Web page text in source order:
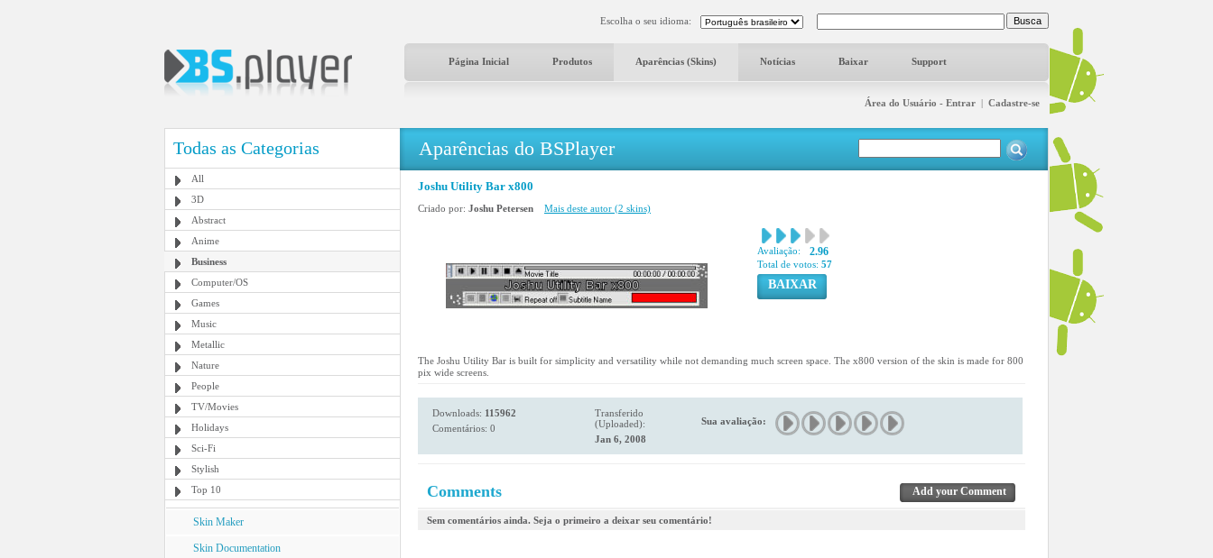
Escolha o seu idioma:
Página Inicial Produtos Aparências (Skins) Notícias Baixar Support
Área do Usuário - Entrar | Cadastre-se
Todas as Categorias
All
3D
Abstract
Anime
Business
Computer/OS
Games
Music
Metallic
Nature
People
TV/Movies
Holidays
Sci-Fi
Stylish
Top 10
Skin Maker
Skin Documentation
Aparências do BSPlayer
Joshu Utility Bar x800
Criado por: Joshu Petersen Mais deste autor (2 skins)
Avaliação: 2.96
Total de votos: 57
BAIXAR
The Joshu Utility Bar is built for simplicity and versatility while not demanding much screen space. The x800 version of the skin is made for 800
pix wide screens.
Downloads: 115962
Comentários: 0
Transferido
(Uploaded):
Jan 6, 2008
Sua avaliação:
Comments Add your Comment
Sem comentários ainda. Seja o primeiro a deixar seu comentário!